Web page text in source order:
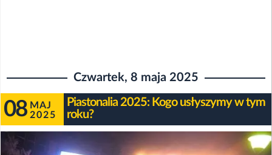
Czwartek, 8 maja 2025
08 MAJ
2025
Piastonalia 2025: Kogo usłyszymy w tym
roku?